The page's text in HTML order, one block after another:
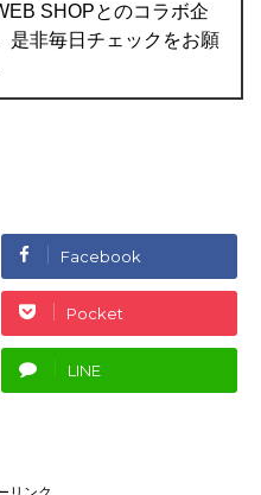
SHOPとのコラボ企
是非毎日チェックをお願
Facebook
Pocket
LINE